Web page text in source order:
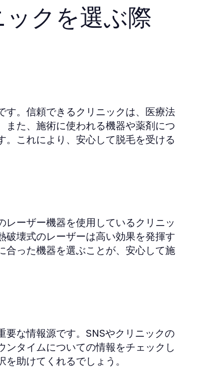
クを選ぶ際
す。信頼できるクリニックは、医療法
また、施術に使われる機器や薬剤につ
これにより、安心して脱毛を受ける
ーザー機器を使用しているクリニッ
破壊式のレーザーは高い効果を発揮す
合った機器を選ぶことが、安心して施
な情報源です。SNSやクリニックの
タイムについての情報をチェックし
助けてくれるでしょう。